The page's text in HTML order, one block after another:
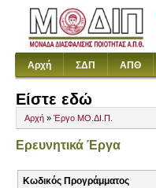
Αρχή ΣΔΠ ΑΠΘ
Είστε εδώ
Αρχή » Έργο ΜΟ.ΔΙ.Π.
Ερευνητικά Έργα
Κωδικός Προγράμματος